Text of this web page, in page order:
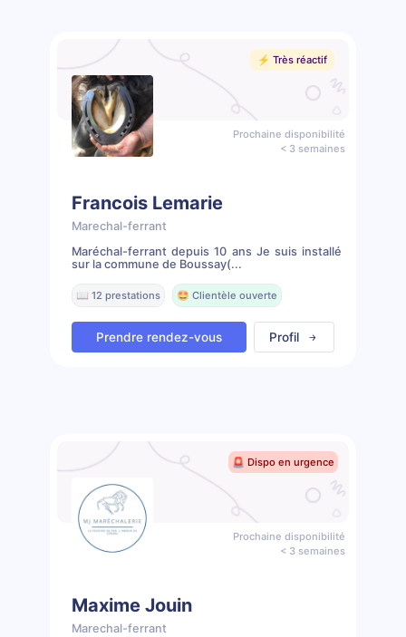
⚡️ Très réactif
Prochaine disponibilité
< 3 semaines
Francois Lemarie
Marechal-ferrant
Maréchal-ferrant depuis 10 ans Je suis installé
sur la commune de Boussay(...
📖 12 prestations 🤩 Clientèle ouverte
Prendre rendez-vous Profil
🚨 Dispo en urgence
Prochaine disponibilité
< 3 semaines
Maxime Jouin
Marechal-ferrant